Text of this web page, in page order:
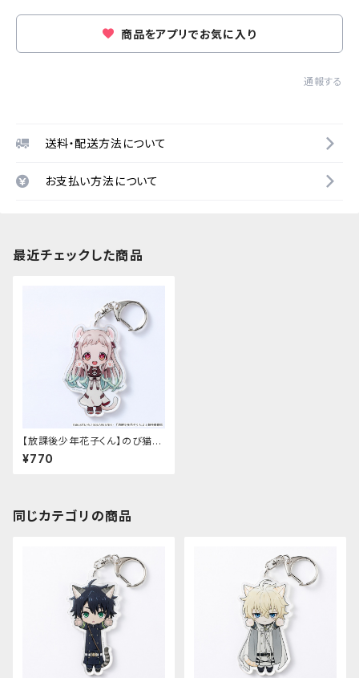
商品をアプリでお気に入り
通報する
送料・配送方法について
お支払い方法について
最近チェックした商品
【放課後少年花子くん】のび猫ア
クリルキーホルダー（八尋寧々）
¥770
同じカテゴリの商品